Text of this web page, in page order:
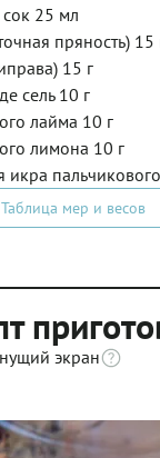
25 мл
пряность) 15
15 г
сель 10 г
лайма 10 г
лимона 10 г
икра
Таблица мер и весов
экран